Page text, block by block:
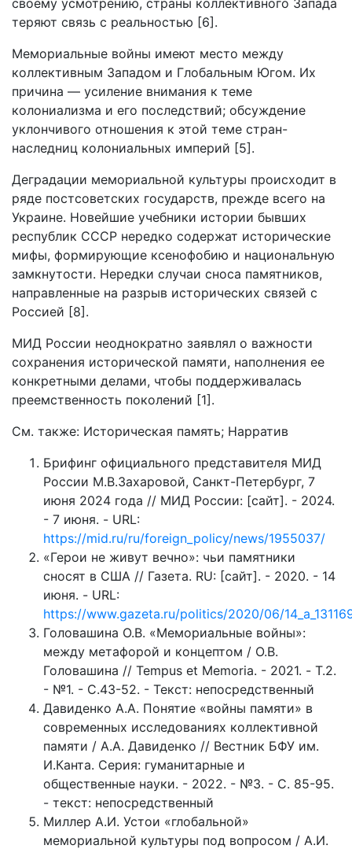
своему усмотрению, страны коллективного Запада
теряют связь с реальностью [6].
Мемориальные войны имеют место между
коллективным Западом и Глобальным Югом. Их
причина — усиление внимания к теме
колониализма и его последствий; обсуждение
уклончивого отношения к этой теме стран-
наследниц колониальных империй [5].
Деградации мемориальной культуры происходит в
ряде постсоветских государств, прежде всего на
Украине. Новейшие учебники истории бывших
республик СССР нередко содержат исторические
мифы, формирующие ксенофобию и национальную
замкнутости. Нередки случаи сноса памятников,
направленные на разрыв исторических связей с
Россией [8].
МИД России неоднократно заявлял о важности
сохранения исторической памяти, наполнения ее
конкретными делами, чтобы поддерживалась
преемственность поколений [1].
См. также: Историческая память; Нарратив
Брифинг официального представителя МИД
России М.В.Захаровой, Санкт-Петербург, 7
июня 2024 года // МИД России: [сайт]. - 2024.
- 7 июня. - URL:
https://mid.ru/ru/foreign_policy/news/1955037/
«Герои не живут вечно»: чьи памятники
сносят в США // Газета. RU: [сайт]. - 2020. - 14
июня. - URL:
https://www.gazeta.ru/politics/2020/06/
Головашина О.В. «Мемориальные войны»:
между метафорой и концептом / О.В.
Головашина // Tempus et Memoria. - 2021. - Т.2.
- №1. - С.43-52. - Текст: непосредственный
Давиденко А.А. Понятие «войны памяти» в
современных исследованиях коллективной
памяти / А.А. Давиденко // Вестник БФУ им.
И.Канта. Серия: гуманитарные и
общественные науки. - 2022. - №3. - С. 85-95.
- текст: непосредственный
Миллер А.И. Устои «глобальной»
мемориальной культуры под вопросом / А.И.